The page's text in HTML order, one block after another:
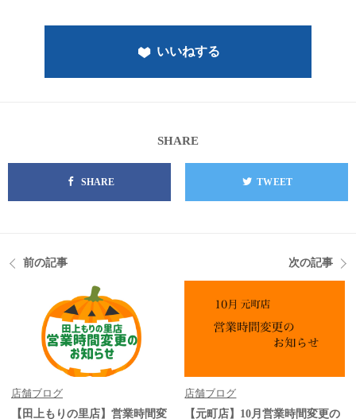
いいねする
SHARE
SHARE TWEET
前の記事
店舗ブログ
【田上もりの里店】営業時間変
次の記事
店舗ブログ
【元町店】10月営業時間変更の